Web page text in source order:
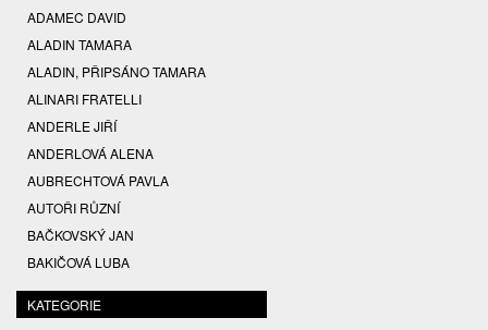
ADAMEC DAVID
ALADIN TAMARA
ALADIN, PŘIPSÁNO TAMARA
ALINARI FRATELLI
ANDERLE JIŘÍ
ANDERLOVÁ ALENA
AUBRECHTOVÁ PAVLA
AUTOŘI RŮZNÍ
BAČKOVSKÝ JAN
BAKIČOVÁ LUBA
BALCAR JIŘÍ
BALCAR KAREL
KATEGORIE